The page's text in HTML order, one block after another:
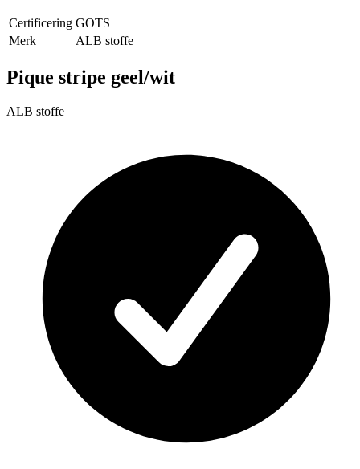
Certificering GOTS
Merk
ALB stoffe
Pique stripe geel/wit
ALB stoffe